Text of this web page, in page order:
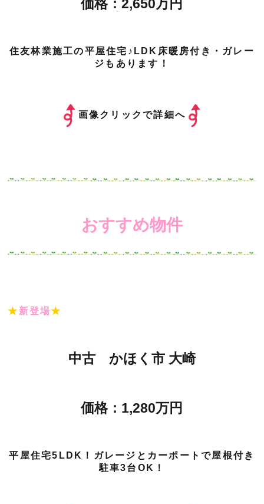
価格：2,650万円
住友林業施工の平屋住宅♪LDK床暖房付き・ガレー
ジもあります！
画像クリックで詳細へ
おすすめ物件
★ 新登場★
中古 かほく市 大崎
価格：1,280万円
平屋住宅5LDK！ガレージとカーポートで屋根付き
駐車3台OK！